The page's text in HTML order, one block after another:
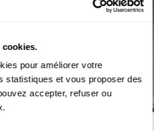
pour améliorer votre
statistiques et vous proposer des
accepter, refuser ou